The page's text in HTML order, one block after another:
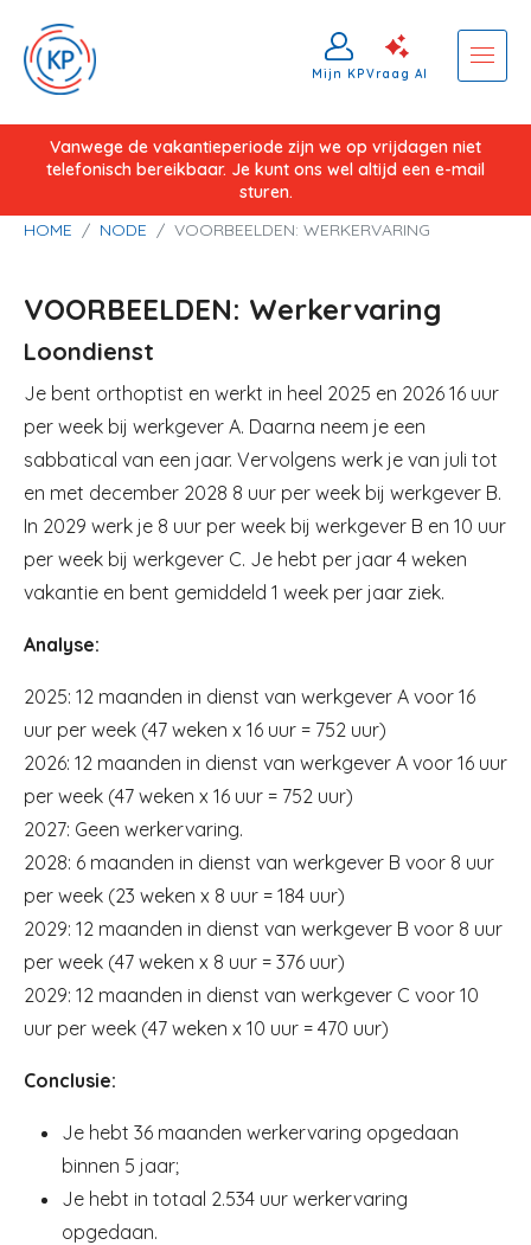
Overslaan
gaan
Vanwege de vakantieperiode zijn we op vrijdagen niet
telefonisch bereikbaar. Je kunt ons wel altijd een e-mail
sturen.
Mijn KPVraag AI
Kruimelpad
HOME NODE VOORBEELDEN: WERKERVARING
VOORBEELDEN: Werkervaring
Loondienst
Je bent orthoptist en werkt in heel 2025 en 2026 16 uur
per week bij werkgever A. Daarna neem je een
sabbatical van een jaar. Vervolgens werk je van juli tot
en met december 2028 8 uur per week bij werkgever B.
In 2029 werk je 8 uur per week bij werkgever B en 10 uur
per week bij werkgever C. Je hebt per jaar 4 weken
vakantie en bent gemiddeld 1 week per jaar ziek.
Analyse:
2025: 12 maanden in dienst van werkgever A voor 16
uur per week (47 weken x 16 uur = 752 uur)
2026: 12 maanden in dienst van werkgever A voor 16 uur
per week (47 weken x 16 uur = 752 uur)
2027: Geen werkervaring.
2028: 6 maanden in dienst van werkgever B voor 8 uur
per week (23 weken x 8 uur = 184 uur)
2029: 12 maanden in dienst van werkgever B voor 8 uur
per week (47 weken x 8 uur = 376 uur)
2029: 12 maanden in dienst van werkgever C voor 10
uur per week (47 weken x 10 uur = 470 uur)
Conclusie:
Je hebt 36 maanden werkervaring opgedaan
binnen 5 jaar;
Je hebt in totaal 2.534 uur werkervaring
opgedaan.